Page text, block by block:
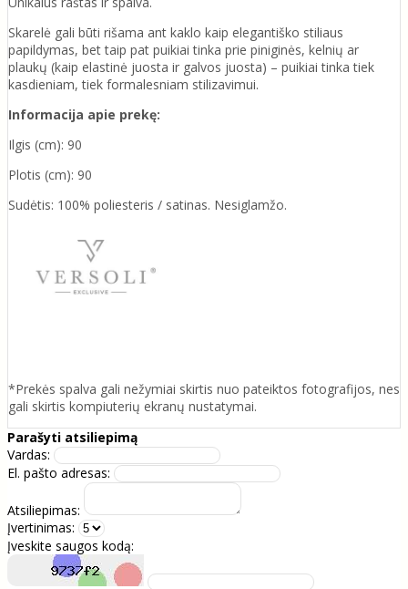
Skarelė gali būti rišama ant kaklo kaip elegantiško stiliaus
papildymas, bet taip pat puikiai tinka prie piniginės, kelnių ar
plaukų (kaip elastinė juosta ir galvos juosta) – puikiai tinka tiek
kasdieniam, tiek formalesniam stilizavimui.
Informacija apie prekę:
Ilgis (cm): 90
Plotis (cm): 90
Sudėtis: 100% poliesteris / satinas. Nesiglamžo.
*Prekės spalva gali nežymiai skirtis nuo pateiktos fotografijos, nes
gali skirtis kompiuterių ekranų nustatymai.
Parašyti atsiliepimą
Vardas:
El. pašto adresas:
Atsiliepimas:
Įvertinimas:
Įveskite saugos kodą: